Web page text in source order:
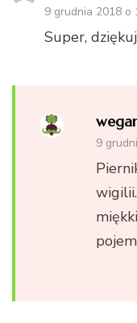
9 grudnia 2018 o
Super,
9